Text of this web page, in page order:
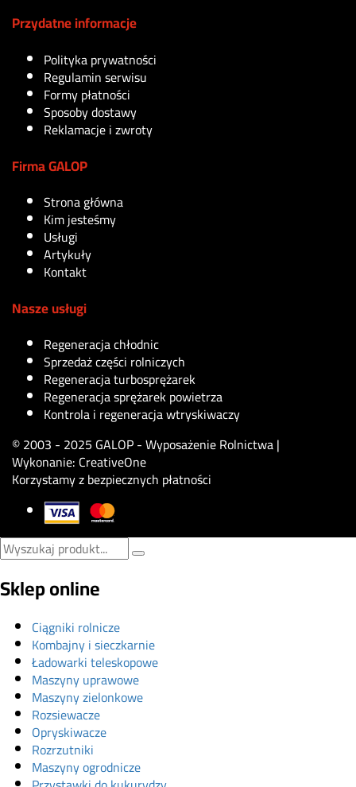
Przydatne informacje
Polityka prywatności
Regulamin serwisu
Formy płatności
Sposoby dostawy
Reklamacje i zwroty
Firma GALOP
Strona główna
Kim jesteśmy
Usługi
Artykuły
Kontakt
Nasze usługi
Regeneracja chłodnic
Sprzedaż części rolniczych
Regeneracja turbosprężarek
Regeneracja sprężarek powietrza
Kontrola i regeneracja wtryskiwaczy
© 2003 - 2025 GALOP - Wyposażenie Rolnictwa |
Wykonanie: CreativeOne
Korzystamy z bezpiecznych płatności
Sklep online
Ciągniki rolnicze
Kombajny i sieczkarnie
Ładowarki teleskopowe
Maszyny uprawowe
Maszyny zielonkowe
Rozsiewacze
Opryskiwacze
Rozrzutniki
Maszyny ogrodnicze